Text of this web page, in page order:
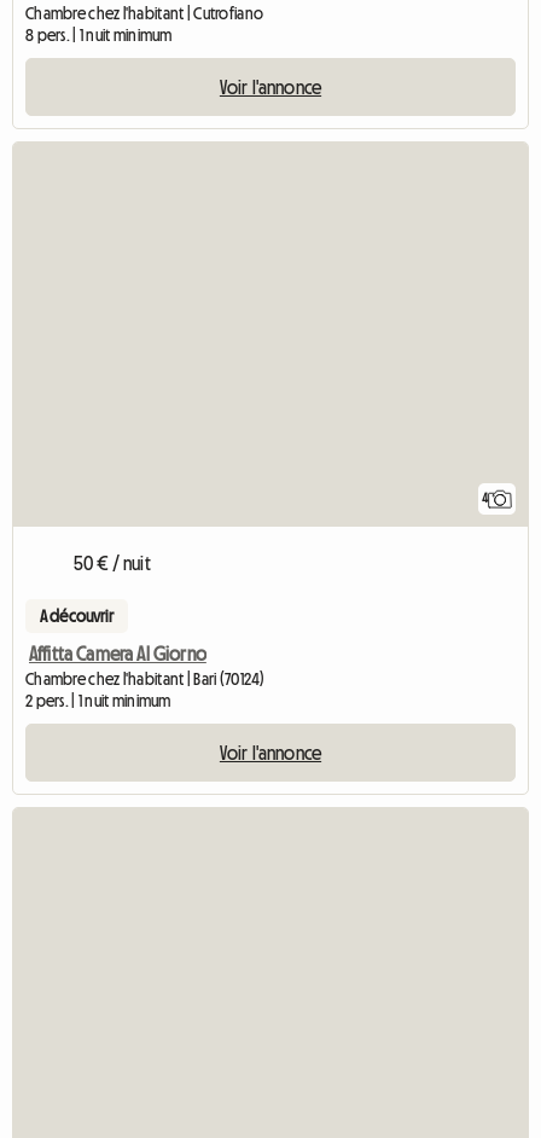
Chambre chez l'habitant | Cutrofiano
8 pers. | 1 nuit minimum
Voir l'annonce
4
50 € / nuit
A découvrir
Affitta Camera Al Giorno
Chambre chez l'habitant | Bari (70124)
2 pers. | 1 nuit minimum
Voir l'annonce